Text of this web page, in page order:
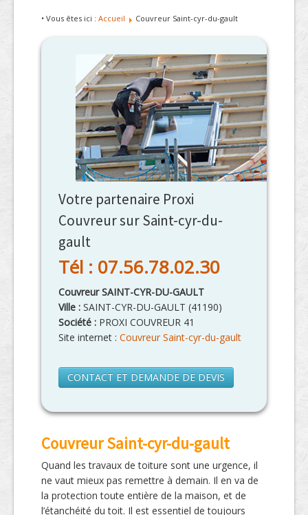
• Vous êtes ici : Accueil Couvreur Saint-cyr-du-gault
Votre partenaire Proxi
Couvreur sur Saint-cyr-du-
gault
Tél : 07.56.78.02.30
Couvreur SAINT-CYR-DU-GAULT
Ville : SAINT-CYR-DU-GAULT (41190)
Société : PROXI COUVREUR 41
Site internet : Couvreur Saint-cyr-du-gault
CONTACT ET DEMANDE DE DEVIS
Couvreur Saint-cyr-du-gault
Quand les travaux de toiture sont une urgence, il
ne vaut mieux pas remettre à demain. Il en va de
la protection toute entière de la maison, et de
l’étanchéité du toit. Il est essentiel de toujours